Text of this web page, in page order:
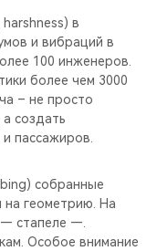
в
и вибраций в
100 инженеров.
более чем 3000
– не просто
создать
пассажиров.
собранные
на геометрию. На
стапеле —.
Особое внимание